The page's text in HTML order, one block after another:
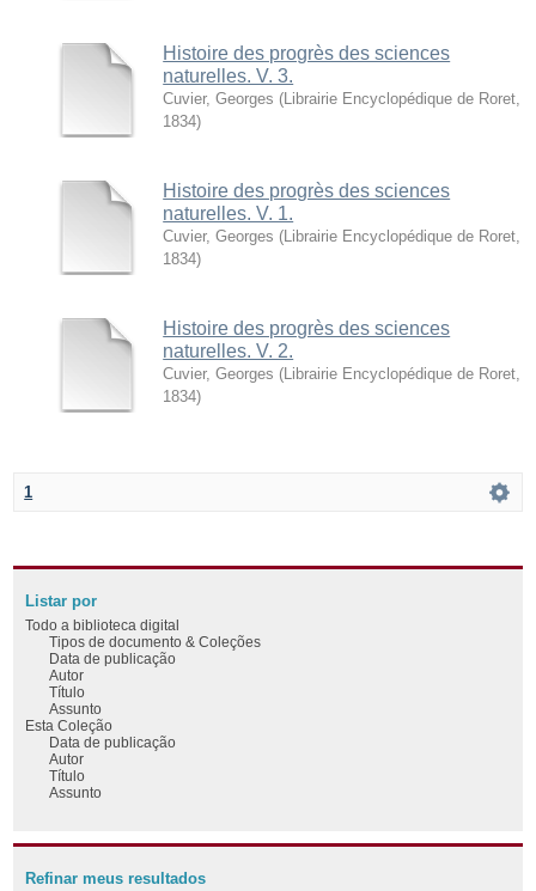
Histoire des progrès des sciences
naturelles. V. 3.
Cuvier, Georges ( Librairie Encyclopédique de Roret
1834)
Histoire des progrès des sciences
naturelles. V. 1.
Cuvier, Georges ( Librairie Encyclopédique de Roret
1834)
Histoire des progrès des sciences
naturelles. V. 2.
Cuvier, Georges ( Librairie Encyclopédique de Roret
1834)
1
Listar por
Todo a biblioteca digital
Tipos de documento & Coleções
Data de publicação
Autor
Título
Assunto
Esta Coleção
Data de publicação
Autor
Título
Assunto
Refinar meus resultados